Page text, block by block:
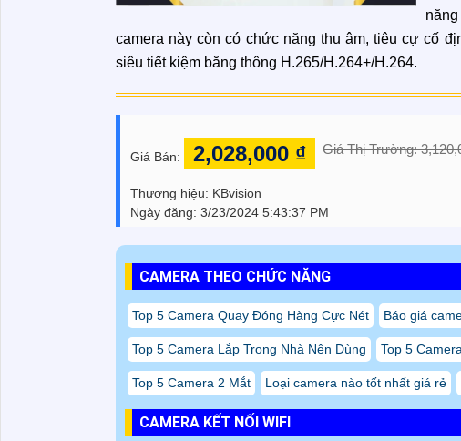
camera này còn có chức năng thu âm, tiêu cự cố
siêu tiết kiệm băng thông H.265/H.264+/H.264.
Giá Bán: 2,028,000 ₫ Giá Thị Trường:
Thương hiệu: KBvision
Ngày đăng: 3/23/2024 5:43:37 PM
CAMERA THEO CHỨC NĂNG
Top 5 Camera Quay Đóng Hàng Cực Nét Báo giá
Top 5 Camera Lắp Trong Nhà Nên Dùng Top 5
Top 5 Camera 2 Mắt Loại camera nào tốt nhất giá rẻ
CAMERA KẾT NỐI WIFI